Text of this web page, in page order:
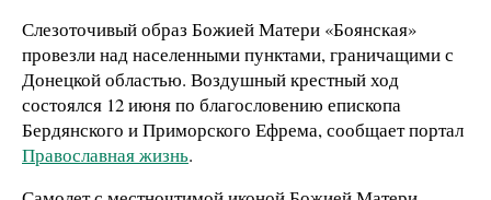
Слезоточивый образ Божией Матери «Боянская»
провезли над населенными пунктами, граничащими с
Донецкой областью. Воздушный крестный ход
состоялся 12 июня по благословению епископа
Бердянского и Приморского Ефрема, сообщает портал
Православная жизнь.